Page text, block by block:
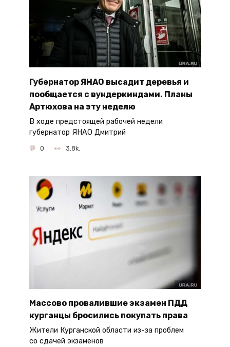
Губернатор ЯНАО высадит деревья и
пообщается с вундеркиндами. Планы
Артюхова на эту неделю
В ходе предстоящей рабочей недели
губернатор ЯНАО Дмитрий
0 3.8k.
Массово провалившие экзамен ПДД
курганцы бросились покупать права
Жители Курганской области из-за проблем
со сдачей экзаменов